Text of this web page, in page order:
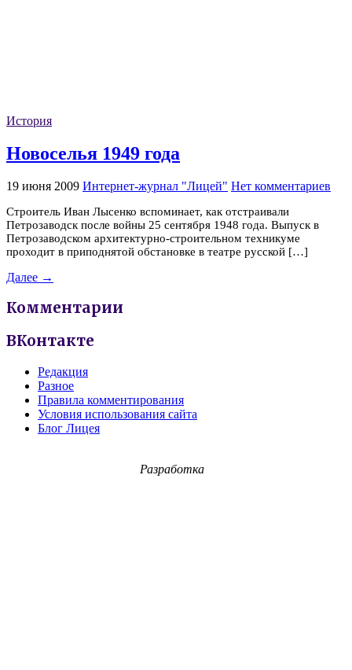
История
Новоселья 1949 года
19 июня 2009 Интернет-журнал "Лицей" Нет комментариев
Строитель Иван Лысенко вспоминает, как отстраивали
Петрозаводск после войны 25 сентября 1948 года. Выпуск в
Петрозаводском архитектурно-строительном техникуме
проходит в приподнятой обстановке в театре русской […]
Далее →
Комментарии
ВКонтакте
Редакция
Разное
Правила комментирования
Условия использования сайта
Блог Лицея
Разработка